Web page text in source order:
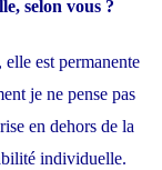
selon vous ?
est permanente
je ne pense pas
en dehors de la
individuelle.